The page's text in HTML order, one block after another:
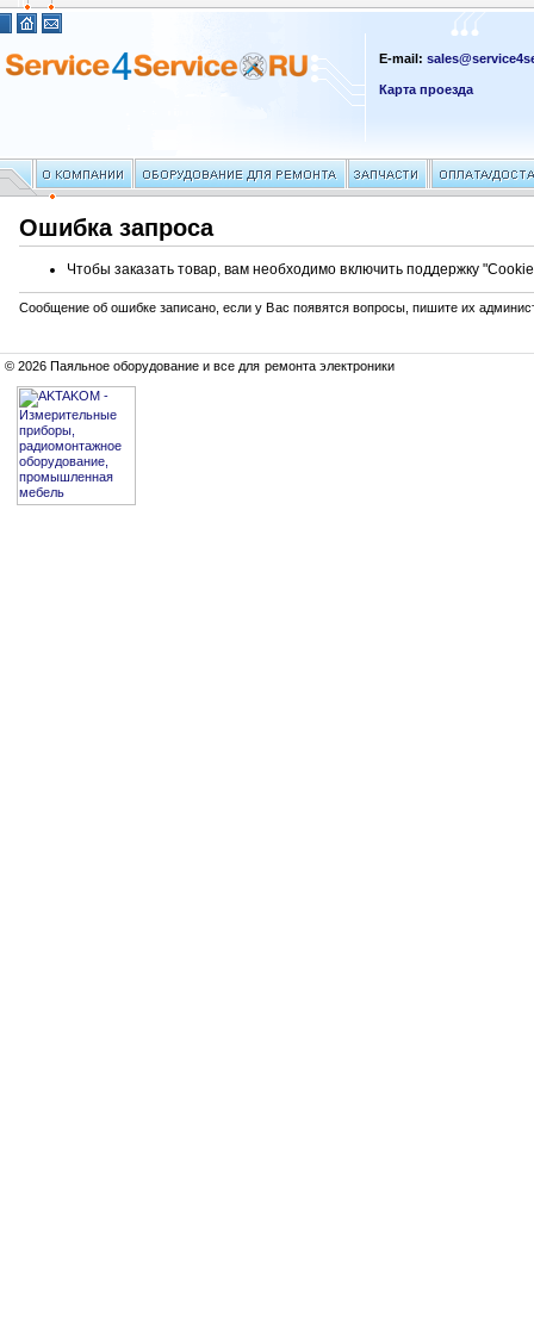
E-mail:
Карта проезда
Ошибка запроса
Чтобы заказать товар, вам необходимо включить поддержку
Сообщение об ошибке записано, если у Вас появятся вопросы, пишите их
© 2026 Паяльное оборудование и все для ремонта электроники